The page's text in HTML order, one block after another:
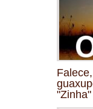
"Zinha"